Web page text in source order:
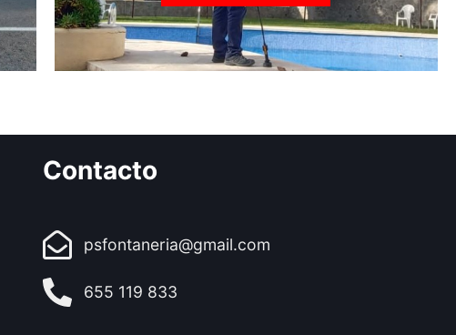
Contacto
psfontaneria@gmail.com
655 119 833